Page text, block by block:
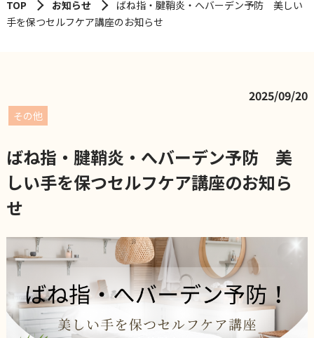
TOP お知らせ
ばね指・腱鞘炎・へバーデン予防 美しい
手を保つセルフケア講座のお知らせ
2025/09/20
その他
ばね指・腱鞘炎・へバーデン予防 美
しい手を保つセルフケア講座のお知ら
せ